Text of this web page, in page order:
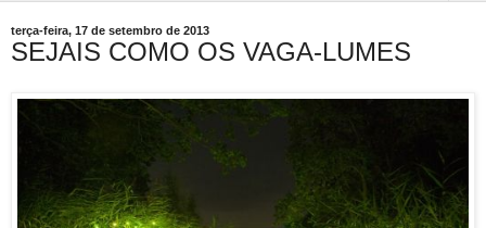
terça-feira, 17 de setembro de 2013
SEJAIS COMO OS VAGA-LUMES